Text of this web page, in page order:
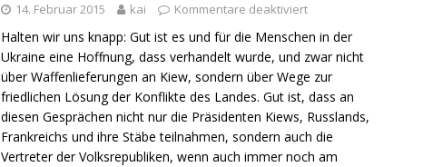
14. Februar 2015 kai Kommentare deaktiviert
Halten wir uns knapp: Gut ist es und für die Menschen in der
Ukraine eine Hoffnung, dass verhandelt wurde, und zwar nicht
über Waffenlieferungen an Kiew, sondern über Wege zur
friedlichen Lösung der Konflikte des Landes. Gut ist, dass an
diesen Gesprächen nicht nur die Präsidenten Kiews, Russlands,
Frankreichs und ihre Stäbe teilnahmen, sondern auch die
Vertreter der Volksrepubliken, wenn auch immer noch am